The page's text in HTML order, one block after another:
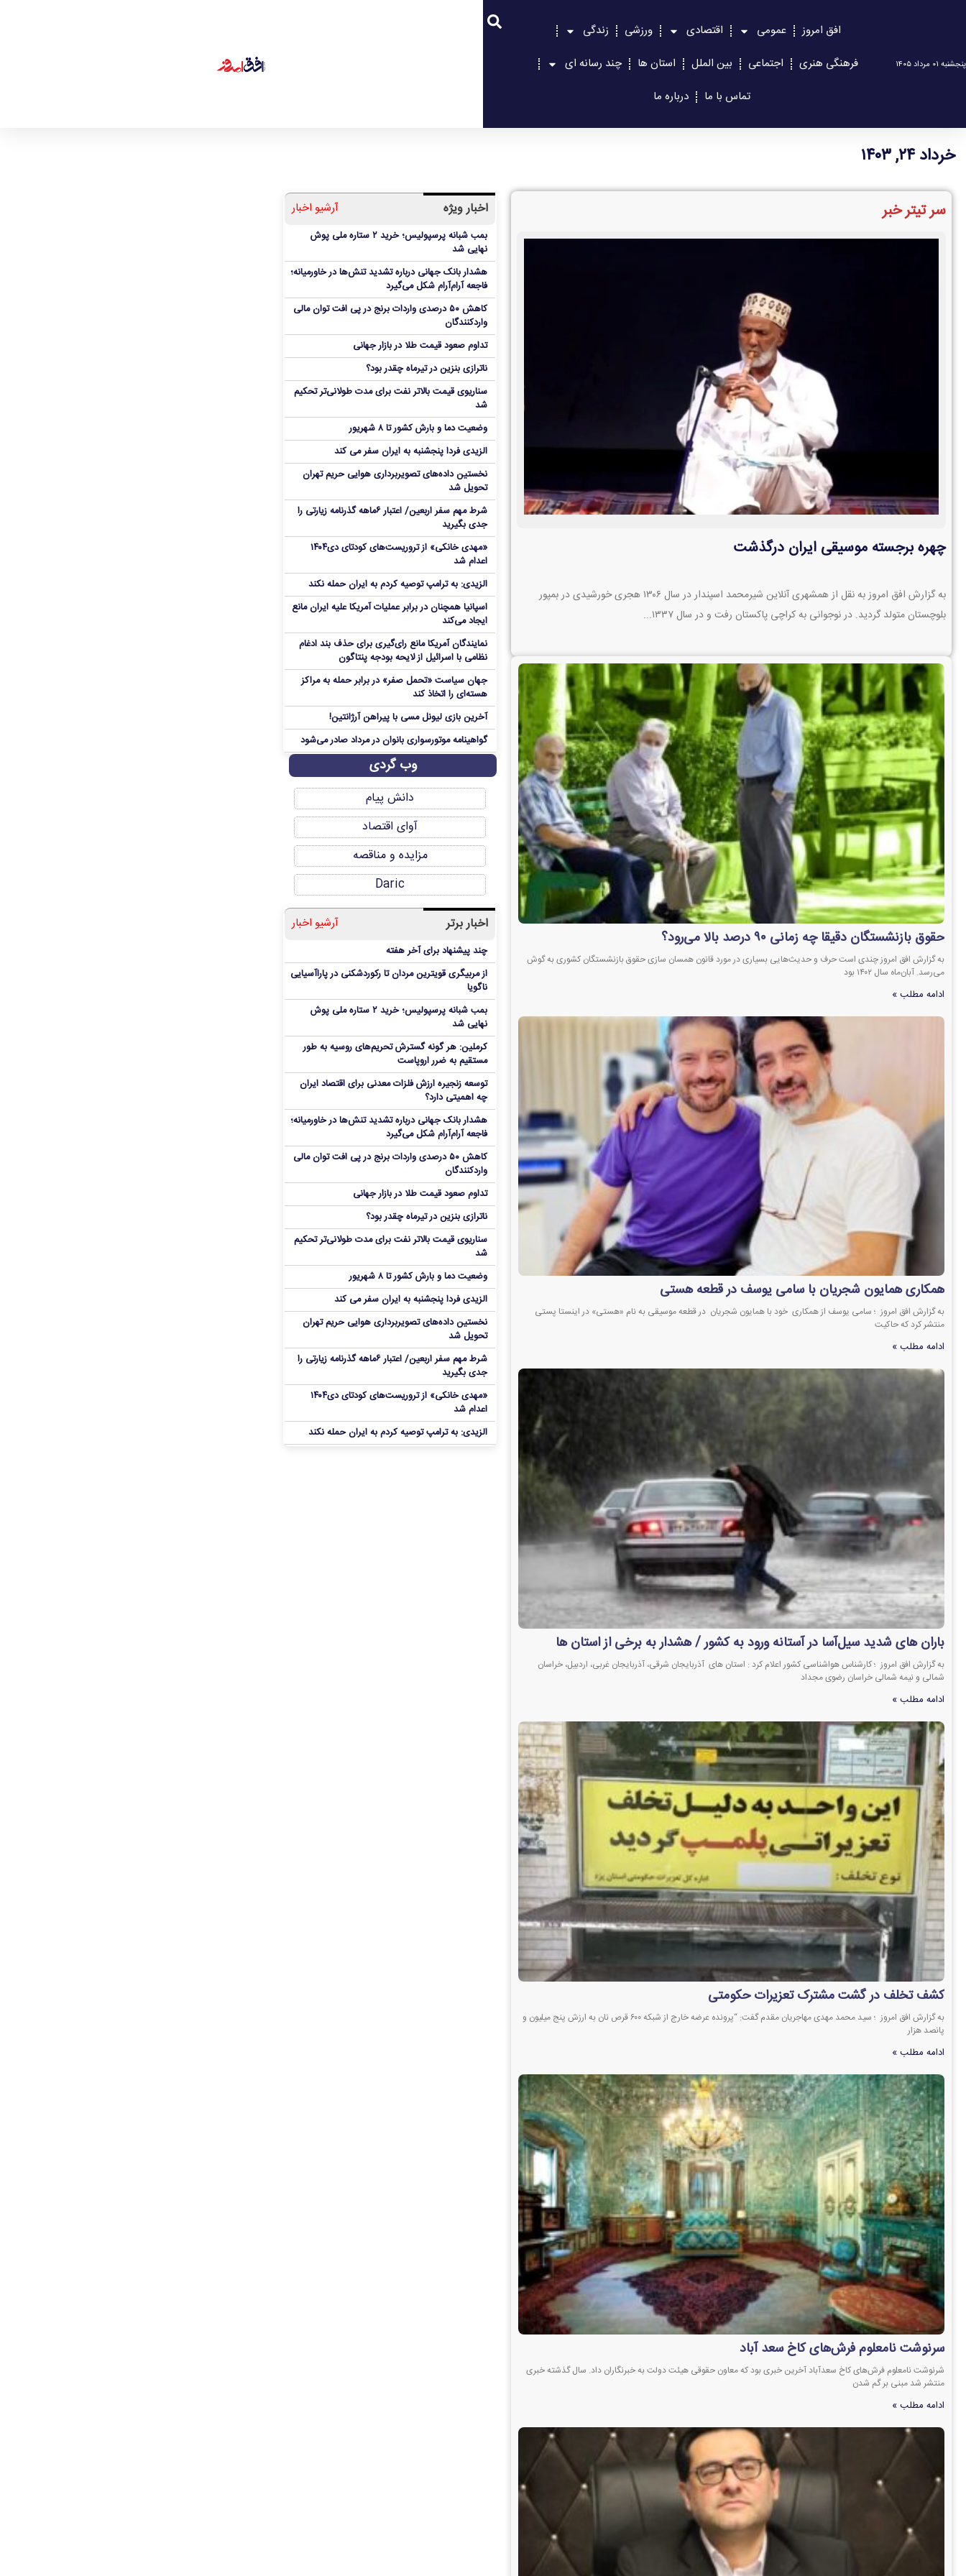
پنجشنبه ۰۱ مرداد ۱۴۰۵
افق امروز عمومی اقتصادی ورزشی
زندگی
فرهنگی هنری
اجتماعی بین الملل استان ها
چند رسانه ای
تماس با ما
درباره ما
خرداد ۲۴, ۱۴۰۳
سر تیتر خبر
چهره برجسته موسیقی ایران درگذشت
به گزارش افق امروز به نقل از همشهری آنلاین شیرمحمد اسپندار در سال ۱۳۰۶ هجری خورشیدی در بمپور
بلوچستان متولد گردید. در نوجوانی به کراچی پاکستان رفت و در سال ۱۳۳۷...
حقوق بازنشستگان دقیقا چه زمانی ۹۰ درصد بالا می‌رود؟
به گزارش افق امروز چندی است حرف و حدیث‌هایی بسیاری در مورد قانون همسان سازی حقوق بازنشستگان کشوری به گوش
می‌رسد. آبان‌ماه سال ۱۴۰۲ بود
ادامه مطلب »
همکاری همایون شجریان با سامی یوسف در قطعه هستی
به گزارش افق امروز ؛ سامی یوسف از همکاری خود با همایون شجریان در قطعه موسیقی به نام «هستی» در اینستا پستی
منتشر کرد که حاکیت
ادامه مطلب »
باران های شدید سیل‌آسا در آستانه ورود به کشور / هشدار به برخی از استان ها
به گزارش افق امروز ؛ کارشناس هواشناسی کشور اعلام کرد : استان های آذربایجان شرقی، آذربایجان غربی، اردبیل، خراسان
شمالی و نیمه شمالی خراسان رضوی مجداد
ادامه مطلب »
کشف تخلف در گشت مشترک تعزیرات حکومتی
به گزارش افق امروز ؛ سید محمد مهدی مهاجریان مقدم گفت: “پرونده عرضه خارج از شبکه ۶۰۰ قرص نان به ارزش پنج میلیون و
پانصد هزار
ادامه مطلب »
سرنوشت نامعلوم فرش‌های کاخ سعد آباد
شرنوشت نامعلوم فرش‌های کاخ سعدآباد آخرین خبری بود که معاون حقوقی هیئت دولت به خبرنگاران داد. سال گذشته خبری
منتشر شد مبنی بر گم شدن
ادامه مطلب »
اخبار ویژه آرشیو اخبار
بمب شبانه پرسپولیس؛ خرید ۲ ستاره ملی پوش
نهایی شد
هشدار بانک جهانی درباره تشدید تنش‌ها در خاورمیانه؛
فاجعه آرام‌آرام شکل می‌گیرد
کاهش ۵۰ درصدی واردات برنج در پی افت توان مالی
واردکنندگان
تداوم صعود قیمت طلا در بازار جهانی
ناترازی بنزین در تیرماه چقدر بود؟
سناریوی قیمت بالاتر نفت برای مدت طولانی‌تر تحکیم
شد
وضعیت دما و بارش کشور تا ۸ شهریور
الزیدی فردا پنجشنبه به ایران سفر می کند
نخستین داده‌های تصویربرداری هوایی حریم تهران
تحویل شد
شرط مهم سفر اربعین/ اعتبار ۶ماهه گذرنامه زیارتی را
جدی بگیرید
«مهدی خانکی» از تروریست‌های کودتای دی۱۴۰۴
اعدام شد
الزیدی: به ترامپ توصیه کردم به ایران حمله نکند
اسپانیا همچنان در برابر عملیات آمریکا علیه ایران مانع
ایجاد می‌کند
نمایندگان آمریکا مانع رای‌گیری برای حذف بند ادغام
نظامی با اسرائیل از لایحه بودجه پنتاگون
جهان سیاست «تحمل صفر» در برابر حمله به مراکز
هسته‌ای را اتخاذ کند
آخرین بازی لیونل مسی با پیراهن آرژانتین!
گواهینامه موتورسواری بانوان در مرداد صادر می‌شود
وب گردی
دانش پیام
آوای اقتصاد
مزایده و مناقصه
Daric
اخبار برتر آرشیو اخبار
چند پیشنهاد برای آخر هفته
از مربیگری قویترین مردان تا رکوردشکنی در پاراآسیایی
ناگویا
بمب شبانه پرسپولیس؛ خرید ۲ ستاره ملی پوش
نهایی شد
کرملین: هر گونه گسترش تحریم‌های روسیه به طور
مستقیم به ضرر اروپاست
توسعه زنجیره ارزش فلزات معدنی برای اقتصاد ایران
چه اهمیتی دارد؟
هشدار بانک جهانی درباره تشدید تنش‌ها در خاورمیانه؛
فاجعه آرام‌آرام شکل می‌گیرد
کاهش ۵۰ درصدی واردات برنج در پی افت توان مالی
واردکنندگان
تداوم صعود قیمت طلا در بازار جهانی
ناترازی بنزین در تیرماه چقدر بود؟
سناریوی قیمت بالاتر نفت برای مدت طولانی‌تر تحکیم
شد
وضعیت دما و بارش کشور تا ۸ شهریور
الزیدی فردا پنجشنبه به ایران سفر می کند
نخستین داده‌های تصویربرداری هوایی حریم تهران
تحویل شد
شرط مهم سفر اربعین/ اعتبار ۶ماهه گذرنامه زیارتی را
جدی بگیرید
«مهدی خانکی» از تروریست‌های کودتای دی۱۴۰۴
اعدام شد
الزیدی: به ترامپ توصیه کردم به ایران حمله نکند